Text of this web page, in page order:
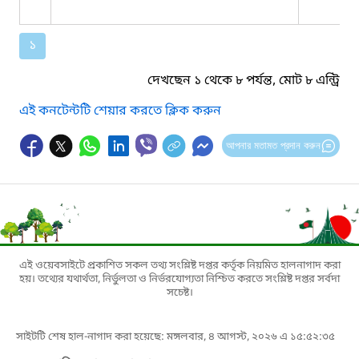
১
দেখছেন ১ থেকে ৮ পর্যন্ত, মোট ৮ এন্ট্রি
এই কনটেন্টটি শেয়ার করতে ক্লিক করুন
আপনার মতামত প্রদান করুন
এই ওয়েবসাইটে প্রকাশিত সকল তথ্য সংশ্লিষ্ট দপ্তর কর্তৃক নিয়মিত হালনাগাদ করা
হয়। তথ্যের যথার্থতা, নির্ভুলতা ও নির্ভরযোগ্যতা নিশ্চিত করতে সংশ্লিষ্ট দপ্তর সর্বদা
সচেষ্ট।
সাইটটি শেষ হাল-নাগাদ করা হয়েছে: মঙ্গলবার, ৪ আগস্ট, ২০২৬ এ ১৫:৫২:৩৫